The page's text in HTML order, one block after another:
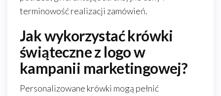
terminowość realizacji zamówień.
Jak wykorzystać krówki
świąteczne z logo w
kampanii marketingowej?
Personalizowane krówki mogą pełnić